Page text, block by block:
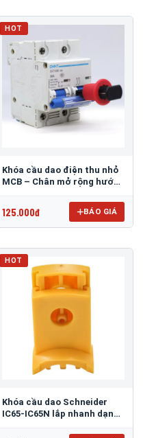
HOT
Khóa cầu dao điện thu nhỏ
MCB – Chân mở rộng hướng
125.000đ BÁO GIÁ
HOT
Khóa cầu dao Schneider
IC65-IC65N lắp nhanh dạng